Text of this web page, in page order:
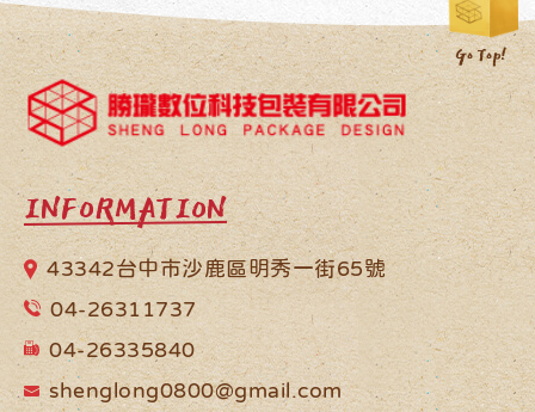
INFORMATION
43342台中市沙鹿區明秀一街65號
04-26311737
04-26335840
shenglong0800@gmail.com